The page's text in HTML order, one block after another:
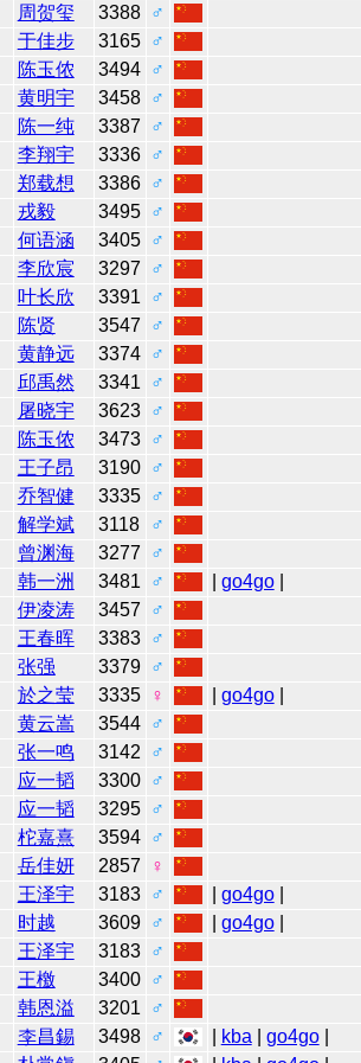
周贺玺 3388
♂
于佳步 3165
♂
陈玉侬 3494
♂
黄明宇 3458
♂
陈一纯 3387
♂
李翔宇 3336
♂
郑载想 3386
♂
戎毅 3495
♂
何语涵 3405
♂
李欣宸 3297
♂
叶长欣 3391
♂
陈贤 3547
♂
黄静远 3374
♂
邱禹然 3341
♂
屠晓宇 3623
♂
陈玉侬 3473
♂
王子昂 3190
♂
乔智健 3335
♂
解学斌 3118
♂
曾渊海 3277
♂
韩一洲 3481 ♂ go4go|
伊凌涛 3457
♂
王春晖 3383
♂
张强 3379
♂
於之莹 3335 ♀ go4go|
黄云嵩 3544
♂
张一鸣 3142
♂
应一韬 3300
♂
应一韬 3295
♂
柁嘉熹 3594
♂
岳佳妍 2857
♀
王泽宇 3183 ♂ go4go|
时越 3609 ♂ go4go|
王泽宇 3183
♂
王檄 3400
♂
韩恩溢 3201
♂
李昌錫 3498 ♂ kba go4go|